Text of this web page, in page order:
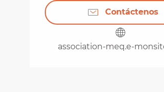
Contáctenos
association-meq.e-